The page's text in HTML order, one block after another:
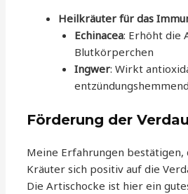
Heilkräuter für das
Echinacea: Erhöht die
Blutkörperchen
Ingwer: Wirkt
entzündungshemmend
Förderung der
Meine Erfahrungen bestätigen,
Kräuter sich positiv auf die
Die Artischocke ist hier ein